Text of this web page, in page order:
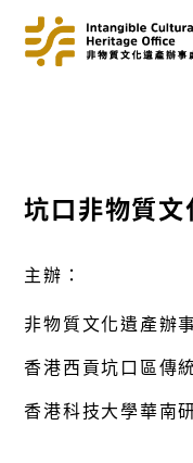
坑口非物質
主辦：
非物質文化遺產辦
香港西貢坑口區傳
香港科技大學華南